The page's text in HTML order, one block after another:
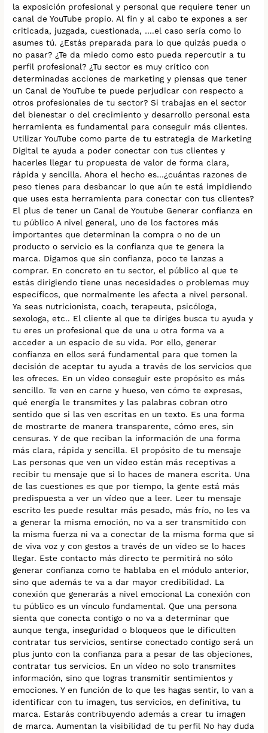
la exposición profesional y personal que requiere tener un
canal de YouTube propio. Al fin y al cabo te expones a ser
criticada, juzgada, cuestionada, ….el caso sería como lo
asumes tú. ¿Estás preparada para lo que quizás pueda o
no pasar? ¿Te da miedo como esto pueda repercutir a tu
perfil profesional? ¿Tu sector es muy crítico con
determinadas acciones de marketing y piensas que tener
un Canal de YouTube te puede perjudicar con respecto a
otros profesionales de tu sector? Si trabajas en el sector
del bienestar o del crecimiento y desarrollo personal esta
herramienta es fundamental para conseguir más clientes.
Utilizar YouTube como parte de tu estrategia de Marketing
Digital te ayuda a poder conectar con tus clientes y
hacerles llegar tu propuesta de valor de forma clara,
rápida y sencilla. Ahora el hecho es…¿cuántas razones de
peso tienes para desbancar lo que aún te está impidiendo
que uses esta herramienta para conectar con tus clientes?
El plus de tener un Canal de Youtube Generar confianza en
tu público A nivel general, uno de los factores más
importantes que determinan la compra o no de un
producto o servicio es la confianza que te genera la
marca. Digamos que sin confianza, poco te lanzas a
comprar. En concreto en tu sector, el público al que te
estás dirigiendo tiene unas necesidades o problemas muy
específicos, que normalmente les afecta a nivel personal.
Ya seas nutricionista, coach, terapeuta, psicóloga,
sexologa, etc.. El cliente al que te diriges busca tu ayuda y
tu eres un profesional que de una u otra forma va a
acceder a un espacio de su vida. Por ello, generar
confianza en ellos será fundamental para que tomen la
decisión de aceptar tu ayuda a través de los servicios que
les ofreces. En un vídeo conseguir este propósito es más
sencillo. Te ven en carne y hueso, ven cómo te expresas,
qué energía le transmites y las palabras cobran otro
sentido que si las ven escritas en un texto. Es una forma
de mostrarte de manera transparente, cómo eres, sin
censuras. Y de que reciban la información de una forma
más clara, rápida y sencilla. El propósito de tu mensaje
Las personas que ven un vídeo están más receptivas a
recibir tu mensaje que si lo haces de manera escrita. Una
de las cuestiones es que por tiempo, la gente está más
predispuesta a ver un vídeo que a leer. Leer tu mensaje
escrito les puede resultar más pesado, más frío, no les va
a generar la misma emoción, no va a ser transmitido con
la misma fuerza ni va a conectar de la misma forma que si
de viva voz y con gestos a través de un vídeo se lo haces
llegar. Este contacto más directo te permitirá no sólo
generar confianza como te hablaba en el módulo anterior,
sino que además te va a dar mayor credibilidad. La
conexión que generarás a nivel emocional La conexión con
tu público es un vínculo fundamental. Que una persona
sienta que conecta contigo o no va a determinar que
aunque tenga, inseguridad o bloqueos que le dificulten
contratar tus servicios, sentirse conectado contigo será un
plus junto con la confianza para a pesar de las objeciones,
contratar tus servicios. En un vídeo no solo transmites
información, sino que logras transmitir sentimientos y
emociones. Y en función de lo que les hagas sentir, lo van a
identificar con tu imagen, tus servicios, en definitiva, tu
marca. Estarás contribuyendo además a crear tu imagen
de marca. Aumentan la visibilidad de tu perfil No hay duda